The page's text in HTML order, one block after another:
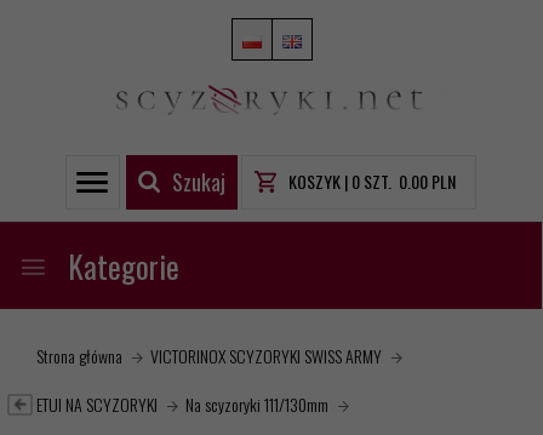
Szukaj KOSZYK |0SZT. 0.00PLN
Kategorie
Strona główna
VICTORINOX SCYZORYKI SWISS ARMY
ETUI NA SCYZORYKI
Na scyzoryki 111/130mm